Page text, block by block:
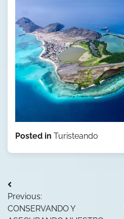
Posted in Turisteando
Navegación
de
Previous:
CONSERVANDO Y